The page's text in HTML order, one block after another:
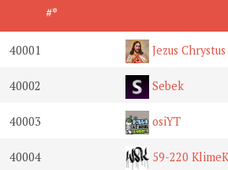
#*
40001 Jezus Chrystus
40002 Sebek
40003 osiYT
40004 59-220 KlimeK